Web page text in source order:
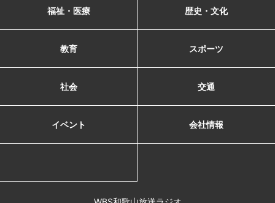
福祉・医療 歴史・文化
教育 スポーツ
社会 交通
イベント 会社情報